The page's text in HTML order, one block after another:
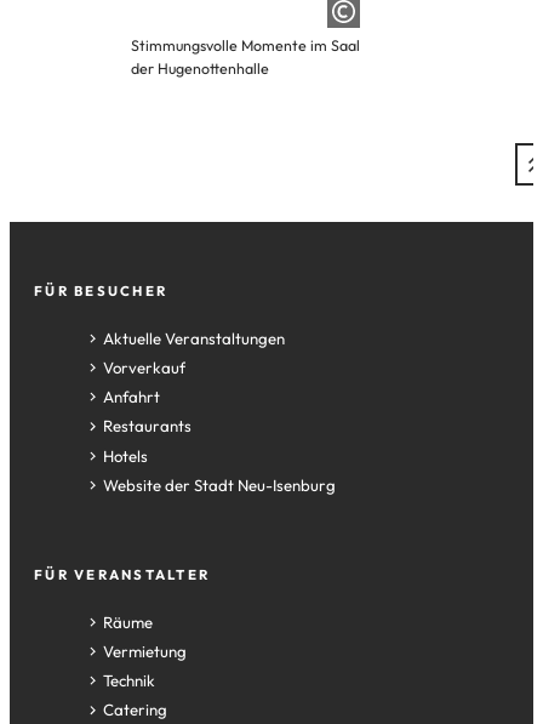
Stimmungsvolle Momente im Saal
der Hugenottenhalle
Fußzeile
FÜR BESUCHER
Aktuelle Veranstaltungen
Vorverkauf
Anfahrt
Restaurants
Hotels
Website der Stadt Neu-Isenburg
(Öffnet
neuen
FÜR VERANSTALTER
Räume
Vermietung
Technik
Catering